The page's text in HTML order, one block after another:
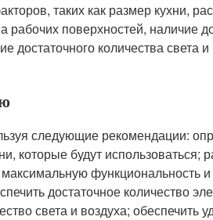
таких как размер кухни,
рабочих поверхностей, наличие
достаточного количества света
следующие рекомендации:
которые будут использоваться;
функциональность и
достаточное количество
света и воздуха; обеспечить